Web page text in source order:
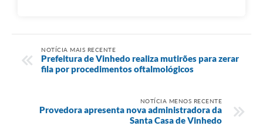
NOTÍCIA MAIS RECENTE
Prefeitura de Vinhedo realiza mutirões para zerar
fila por procedimentos oftalmológicos
NOTÍCIA MENOS RECENTE
Provedora apresenta nova administradora da
Santa Casa de Vinhedo